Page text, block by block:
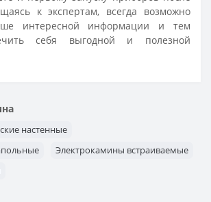
к экспертам, всегда возможно
интересной информации и тем
себя выгодной и полезной
настенные
Электрокамины встраиваемые